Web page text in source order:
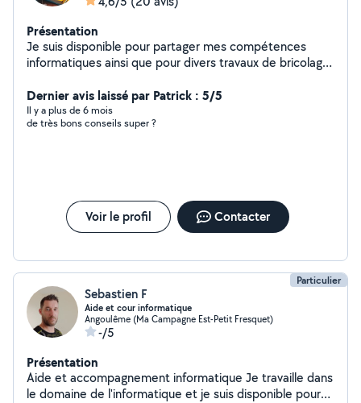
Présentation
Je suis disponible pour partager mes compétences
informatiques ainsi que pour divers travaux de bricolage
Dernier avis laissé par Patrick : 5/5
Il y a plus de 6 mois
de très bons conseils super ?
Voir le profil Contacter
Particulier
Sebastien F
Aide et cour informatique
Angoulême (Ma Campagne Est-Petit Fresquet)
-/5
Présentation
Aide et accompagnement informatique Je travaille dans
le domaine de l'informatique et je suis disponible pour